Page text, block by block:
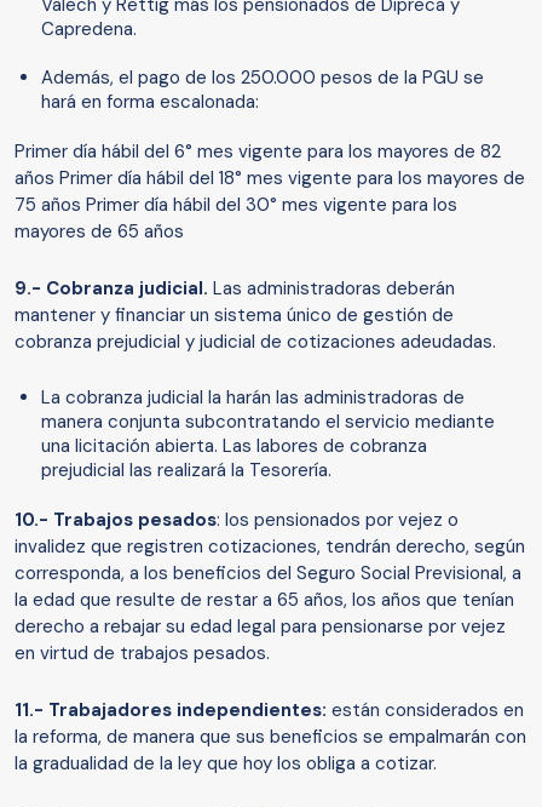
Valech y Rettig más los pensionados de Dipreca y
Capredena.
Además, el pago de los 250.000 pesos de la PGU se
hará en forma escalonada:
Primer día hábil del 6° mes vigente para los mayores de 82
años Primer día hábil del 18° mes vigente para los mayores de
75 años Primer día hábil del 30° mes vigente para los
mayores de 65 años
9.- Cobranza judicial. Las administradoras deberán
mantener y financiar un sistema único de gestión de
cobranza prejudicial y judicial de cotizaciones adeudadas.
La cobranza judicial la harán las administradoras de
manera conjunta subcontratando el servicio mediante
una licitación abierta. Las labores de cobranza
prejudicial las realizará la Tesorería.
10.- Trabajos pesados: los pensionados por vejez o
invalidez que registren cotizaciones, tendrán derecho, según
corresponda, a los beneficios del Seguro Social Previsional, a
la edad que resulte de restar a 65 años, los años que tenían
derecho a rebajar su edad legal para pensionarse por vejez
en virtud de trabajos pesados.
11.- Trabajadores independientes: están considerados en
la reforma, de manera que sus beneficios se empalmarán con
la gradualidad de la ley que hoy los obliga a cotizar.